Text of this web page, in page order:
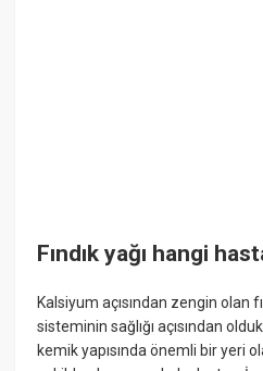
Fındık yağı hangi
Kalsiyum açısından zengin olan
sisteminin sağlığı açısından
kemik yapısında önemli bir yeri